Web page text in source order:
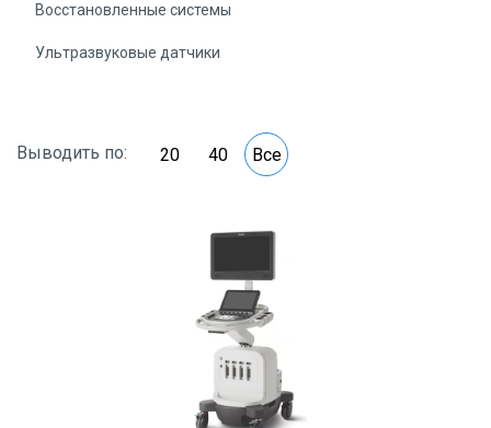
Восстановленные системы
Ультразвуковые датчики
Выводить по: 20 40 Все